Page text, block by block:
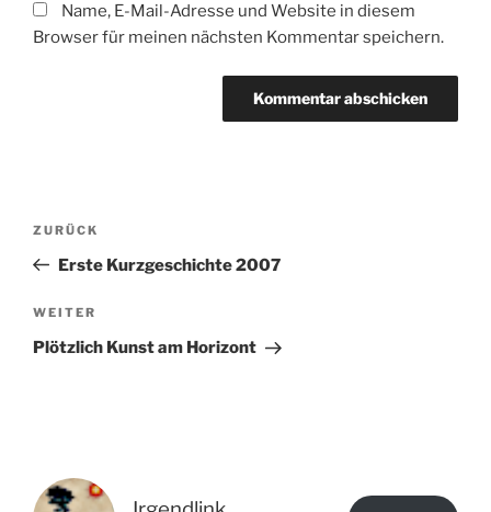
Name, E-Mail-Adresse und Website in diesem
Browser für meinen nächsten Kommentar speichern.
Beitragsnavigation
Vorheriger
Beitrag
ZURÜCK
Erste Kurzgeschichte 2007
Nächster
Beitrag
WEITER
Plötzlich Kunst am Horizont